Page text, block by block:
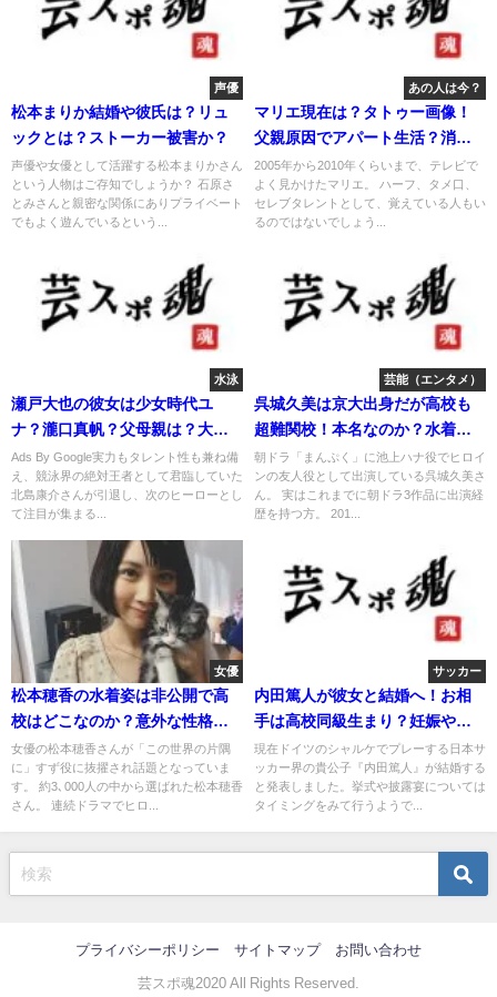
声優
松本まりか結婚や彼氏は？リュ
ックとは？ストーカー被害か？
声優や女優として活躍する松本まりかさん
という人物はご存知でしょうか？ 石原さ
とみさんと親密な関係にありプライベート
でもよく遊んでいるという...
あの人は今？
マリエ現在は？タトゥー画像！
父親原因でアパート生活？消え
た？
2005年から2010年くらいまで、テレビで
よく見かけたマリエ。 ハーフ、タメ口、
セレブタレントとして、覚えている人もい
るのではないでしょう...
水泳
瀬戸大也の彼女は少女時代ユ
ナ？瀧口真帆？父母親は？大学
は？身長は？
Ads By Google実力もタレント性も兼ね備
え、競泳界の絶対王者として君臨していた
北島康介さんが引退し、次のヒーローとし
て注目が集まる...
芸能（エンタメ）
呉城久美は京大出身だが高校も
超難関校！本名なのか？水着画
像は？
朝ドラ「まんぷく」に池上ハナ役でヒロイ
ンの友人役として出演している呉城久美さ
ん。 実はこれまでに朝ドラ3作品に出演経
歴を持つ方。 201...
女優
松本穂香の水着姿は非公開で高
校はどこなのか？意外な性格に
驚愕！
女優の松本穂香さんが「この世界の片隅
に」すず役に抜擢され話題となっていま
す。 約3､000人の中から選ばれた松本穂香
さん。 連続ドラマでヒロ...
サッカー
内田篤人が彼女と結婚へ！お相
手は高校同級生まり？妊娠や出
産は？
現在ドイツのシャルケでプレーする日本サ
ッカー界の貴公子『内田篤人』が結婚する
と発表しました。挙式や披露宴については
タイミングをみて行うようで...
プライバシーポリシー サイトマップ お問い合わせ
芸スポ魂2020 All Rights Reserved.